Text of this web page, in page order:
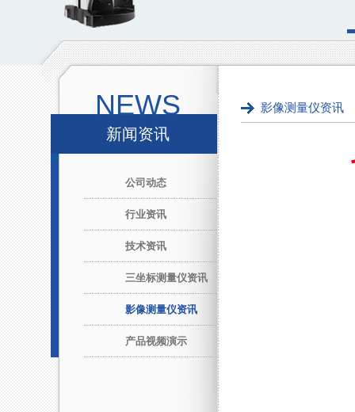
NEWS
新闻资讯
公司动态
行业资讯
技术资讯
三坐标测量仪资讯
影像测量仪资讯
产品视频演示
影像测量仪资讯